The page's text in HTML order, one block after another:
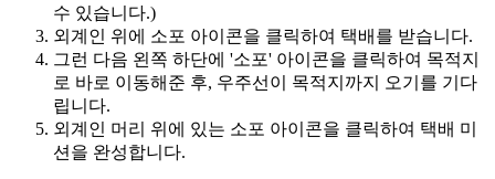
수 있습니다.)
외계인 위에 소포 아이콘을 클릭하여 택배를 받습니다.
그런 다음 왼쪽 하단에 '소포' 아이콘을 클릭하여 목적지
로 바로 이동해준 후, 우주선이 목적지까지 오기를 기다
립니다.
외계인 머리 위에 있는 소포 아이콘을 클릭하여 택배 미
션을 완성합니다.